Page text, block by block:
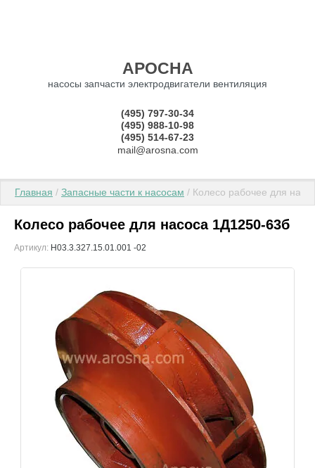
АРОСНА
насосы запчасти электродвигатели вентиляция
(495) 797-30-34
(495) 988-10-98
(495) 514-67-23
mail@arosna.com
Главная / Запасные части к насосам / Колесо рабочее для
Колесо рабочее для насоса 1Д1250-63б
Артикул: Н03.3.327.15.01.001 -02